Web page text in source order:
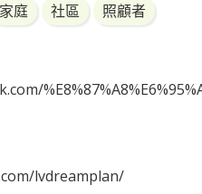
家庭 社區 照顧者
lvdreamplan/